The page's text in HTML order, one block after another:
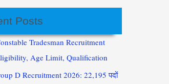
Posts
Tradesman Recruitment
Age Limit, Qualification
D Recruitment 2026: 22,195 पदों